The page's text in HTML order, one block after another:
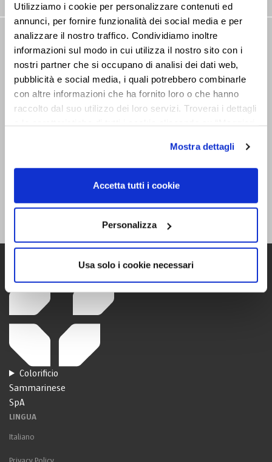
Utilizziamo i cookie per personalizzare contenuti ed
annunci, per fornire funzionalità dei social media e per
analizzare il nostro traffico. Condividiamo inoltre
informazioni sul modo in cui utilizza il nostro sito con i
nostri partner che si occupano di analisi dei dati web,
pubblicità e social media, i quali potrebbero combinarle
con altre informazioni che ha fornito loro o che hanno
raccolto dal suo utilizzo dei loro servizi. Troverai i dettagli
cookie accettare. Per ulteriori informazioni consulta
lacookie policy.
Mostra dettagli
Accetta tutti i cookie
Personalizza
Usa solo i cookie necessari
NEWSLETTER
Rimani aggiornato su tutte le novitá
dell’informativa sul trattamento ai sensi
679/2016
Colorificio
Sammarinese
SpA
LINGUA
Italiano